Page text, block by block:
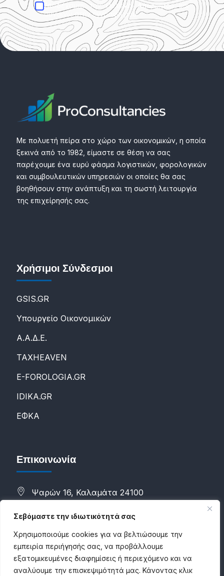
Σεβόμαστε την ιδιωτικότητά σας
Χρησιμοποιούμε cookies για να βελτιώσουμε την
εμπειρία περιήγησής σας, να προβάλλουμε
εξατομικευμένες διαφημίσεις ή περιεχόμενο και να
αναλύουμε την επισκεψιμότητά μας. Κάνοντας κλικ
Αποδέχομαι τηνΠολιτική Απορρήτουκαι
συναινώ στην εγγραφή μου.
Με πολυετή πείρα στο χώρο των οικονομικών, η οποία
ξεκινά από το 1982, είμαστε σε θέση να σας
παρέχουμε ένα ευρύ φάσμα λογιστικών, φορολογικών
και συμβουλευτικών υπηρεσιών οι οποίες θα σας
βοηθήσουν στην ανάπτυξη και τη σωστή λειτουργία
της επιχείρησής σας.
Χρήσιμοι Σύνδεσμοι
GSIS.GR
Υπουργείο Οικονομικών
Α.Α.Δ.Ε.
ΤΑXHEAVEN
E-FOROLOGIA.GR
IDIKA.GR
ΕΦΚΑ
Επικοινωνία
Ψαρών 16, Καλαμάτα 24100
(+30) 2721088298
(+30) 6983784500
info@proconsultancies.com